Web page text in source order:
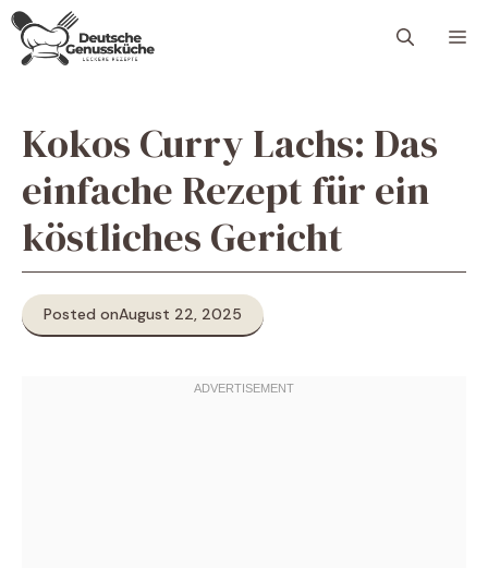
Skip
content
Kokos Curry Lachs: Das
einfache Rezept für ein
köstliches Gericht
Posted onAugust 22, 2025